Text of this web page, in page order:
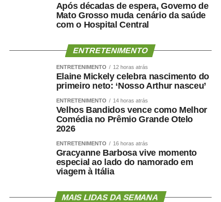
COMENTE ABAIXO:
WhatsApp
Facebook
Twitter
Messenger
LinkedIn
Share
Após décadas de espera, Governo de
Mato Grosso muda cenário da saúde
com o Hospital Central
ENTRETENIMENTO
ENTRETENIMENTO 12 horas atrás
Elaine Mickely celebra nascimento do
primeiro neto: ‘Nosso Arthur nasceu’
ENTRETENIMENTO 14 horas atrás
Velhos Bandidos vence como Melhor
Comédia no Prêmio Grande Otelo
2026
ENTRETENIMENTO 16 horas atrás
Gracyanne Barbosa vive momento
especial ao lado do namorado em
viagem à Itália
MAIS LIDAS DA SEMANA